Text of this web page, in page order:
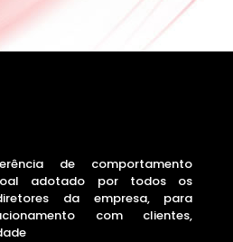
de comportamento
adotado por todos os
da empresa, para
com clientes,